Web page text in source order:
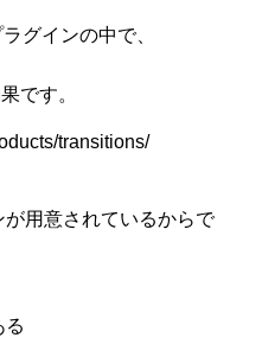
グインの中で、
です。
transitions/
用意されているからで
る